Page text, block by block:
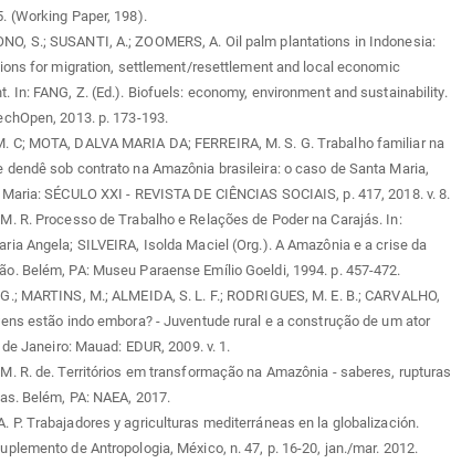
(Working Paper, 198).
S.; SUSANTI, A.; ZOOMERS, A. Oil palm plantations in Indonesia:
for migration, settlement/resettlement and local economic
In: FANG, Z. (Ed.). Biofuels: economy, environment and sustainability.
2013. p. 173-193.
C; MOTA, DALVA MARIA DA; FERREIRA, M. S. G. Trabalho familiar na
dendê sob contrato na Amazônia brasileira: o caso de Santa Maria,
SÉCULO XXI - REVISTA DE CIÊNCIAS SOCIAIS, p. 417, 2018. v. 8.
M. R. Processo de Trabalho e Relações de Poder na Carajás. In:
Angela; SILVEIRA, Isolda Maciel (Org.). A Amazônia e a crise da
Belém, PA: Museu Paraense Emílio Goeldi, 1994. p. 457-472.
MARTINS, M.; ALMEIDA, S. L. F.; RODRIGUES, M. E. B.; CARVALHO,
estão indo embora? - Juventude rural e a construção de um ator
Janeiro: Mauad: EDUR, 2009. v. 1.
M. R. de. Territórios em transformação na Amazônia - saberes, rupturas
Belém, PA: NAEA, 2017.
P. Trabajadores y agriculturas mediterráneas en la globalización.
de Antropologia, México, n. 47, p. 16-20, jan./mar. 2012.